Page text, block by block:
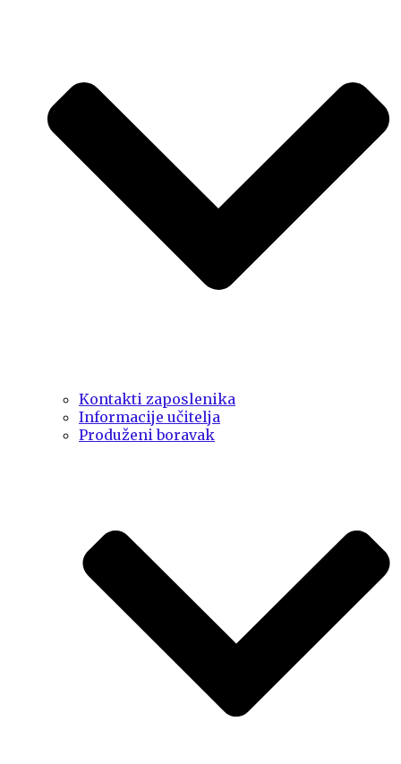
Kontakti zaposlenika
Informacije učitelja
Produženi boravak